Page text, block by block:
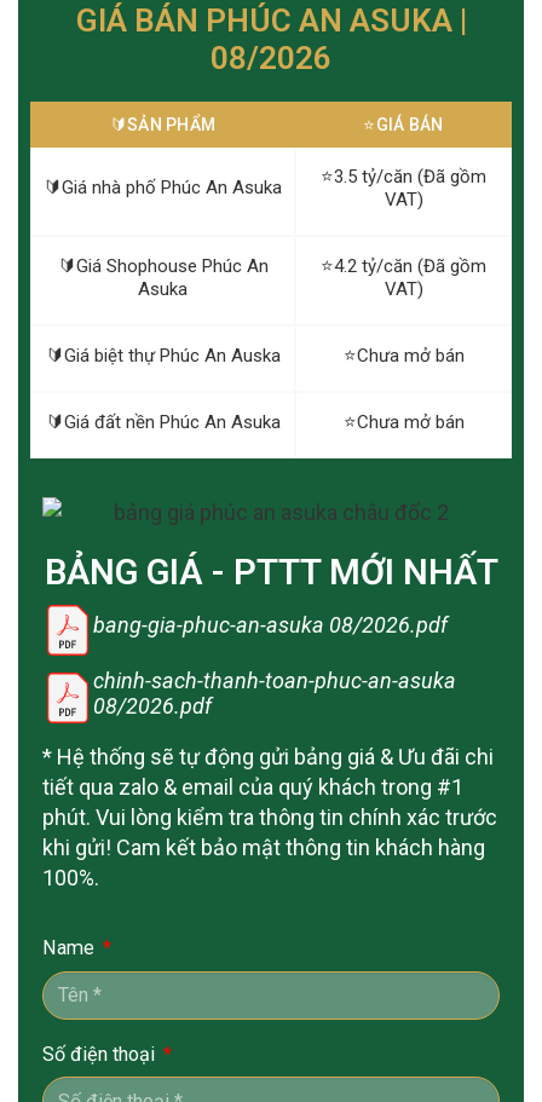
GIÁ BÁN PHÚC AN ASUKA |
08/2026
🔰️SẢN PHẨM ⭐️GIÁ BÁN
🔰️Giá nhà phố Phúc An Asuka
⭐️3.5 tỷ/căn (Đã gồm
VAT)
🔰️Giá Shophouse Phúc An
Asuka
⭐️4.2 tỷ/căn (Đã gồm
VAT)
🔰️Giá biệt thự Phúc An Auska ⭐️Chưa mở bán
🔰️Giá đất nền Phúc An Asuka ⭐️Chưa mở bán
BẢNG GIÁ - PTTT MỚI NHẤT
bang-gia-phuc-an-asuka 08/2026.pdf
chinh-sach-thanh-toan-phuc-an-asuka
08/2026.pdf
* Hệ thống sẽ tự động gửi bảng giá & Ưu đãi chi
tiết qua zalo & email của quý khách trong #1
phút. Vui lòng kiểm tra thông tin chính xác trước
khi gửi! Cam kết bảo mật thông tin khách hàng
100%.
Name
Số điện thoại